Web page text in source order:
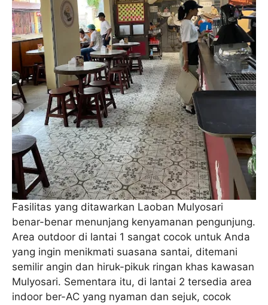
Fasilitas yang ditawarkan Laoban Mulyosari
benar-benar menunjang kenyamanan pengunjung.
Area outdoor di lantai 1 sangat cocok untuk Anda
yang ingin menikmati suasana santai, ditemani
semilir angin dan hiruk-pikuk ringan khas kawasan
Mulyosari. Sementara itu, di lantai 2 tersedia area
indoor ber-AC yang nyaman dan sejuk, cocok